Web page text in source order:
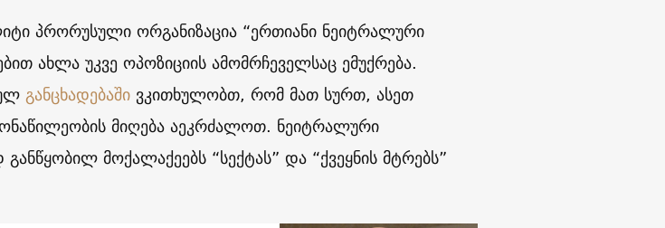
პრორუსული ორგანიზაცია “ერთიანი ნეიტრალური
ახლა უკვე ოპოზიციის ამომრჩეველსაც ემუქრება.
განცხადებაში ვკითხულობთ, რომ მათ სურთ, ასეთ
მიღება აეკრძალოთ. ნეიტრალური
მოქალაქეებს “სექტას” და “ქვეყნის მტრებს”